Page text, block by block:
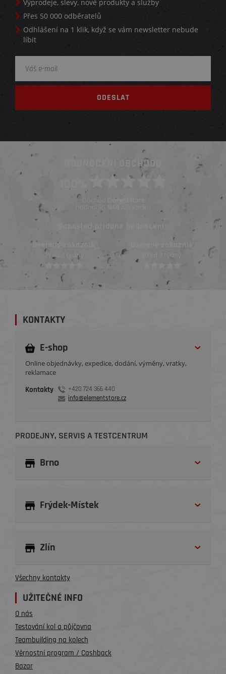
Výprodeje, slevy, nové produkty a služby
Přes 50 000 odběratelů
Odhlášení na 1 klik, když se vám newsletter nebude
líbit
HODNOCENÍ OBCHODU
ElementStore
hodnotilo
Naposled přidané hodnocení::
Ověřený zákazník
Před 3 týdny
KONTAKTY
E-shop
Online objednávky, expedice, dodání, výměny, vratky,
reklamace
Kontakty
+420 724 366 440
info@elementstore.cz
PRODEJNY, SERVIS A TESTCENTRUM
Brno
Frýdek-Místek
Zlín
Všechny kontakty
UŽITEČNÉ INFO
O nás
Testování kol a půjčovna
Teambuilding na kolech
Věrnostní program / Cashback
Bazar